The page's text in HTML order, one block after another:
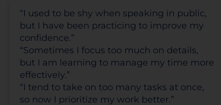
“I used to be shy when speaking in public,
but I have been practicing to improve my
confidence.”
“Sometimes I focus too much on details,
but I am learning to manage my time more
effectively.”
“I tend to take on too many tasks at once,
so now I prioritize my work better.”